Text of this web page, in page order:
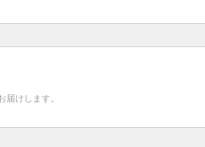
けします。